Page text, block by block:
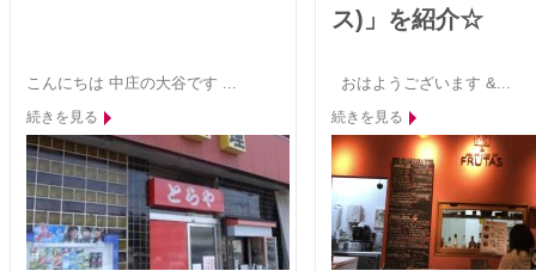
こんにちは 中庄の大谷です ...
続きを見る
ス)」を紹介☆
おはようございます &...
続きを見る